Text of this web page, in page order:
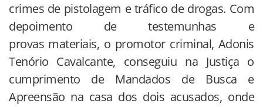
crimes de pistolagem e tráfico de drogas. Com
depoimento de testemunhas e
provas materiais, o promotor criminal, Adonis
Tenório Cavalcante, conseguiu na Justiça o
cumprimento de Mandados de Busca e
Apreensão na casa dos dois acusados, onde